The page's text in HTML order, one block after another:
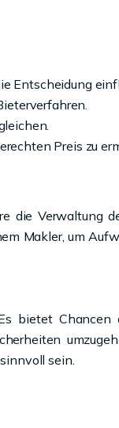
Entscheidung
Preis zu
die Verwaltung
Makler, um
bietet Chancen
sein.